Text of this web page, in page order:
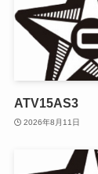
ATV15AS3
2026年8月11日